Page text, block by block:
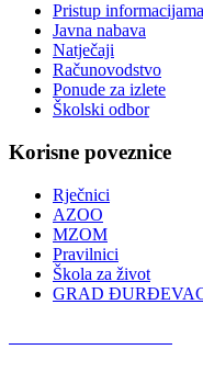
Pristup informacijama
Javna nabava
Natječaji
Računovodstvo
Ponude za izlete
Školski odbor
Korisne poveznice
Rječnici
AZOO
MZOM
Pravilnici
Škola za život
GRAD